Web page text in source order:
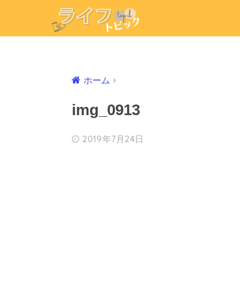
ホーム
img_0913
2019年7月24日